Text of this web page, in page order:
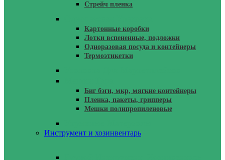
Стрейч пленка
Картонные коробки
Лотки вспененные, подложки
Одноразовая посуда и контейнеры
Термоэтикетки
Биг бэги, мкр, мягкие контейнеры
Пленка, пакеты, грипперы
Мешки полипропиленовые
Инструмент и хозинвентарь